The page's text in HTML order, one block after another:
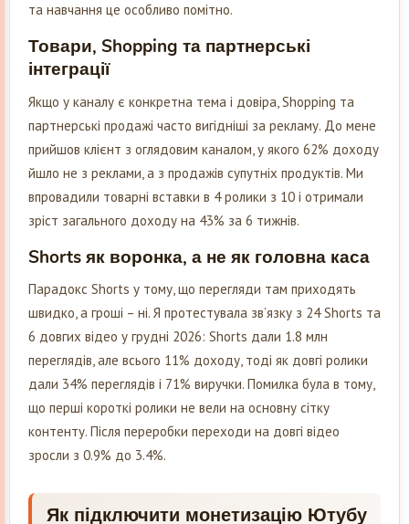
та навчання це особливо помітно.
Товари, Shopping та партнерські
інтеграції
Якщо у каналу є конкретна тема і довіра, Shopping та
партнерські продажі часто вигідніші за рекламу. До мене
прийшов клієнт з оглядовим каналом, у якого 62% доходу
йшло не з реклами, а з продажів супутніх продуктів. Ми
впровадили товарні вставки в 4 ролики з 10 і отримали
зріст загального доходу на 43% за 6 тижнів.
Shorts як воронка, а не як головна каса
Парадокс Shorts у тому, що перегляди там приходять
швидко, а гроші – ні. Я протестувала зв’язку з 24 Shorts та
6 довгих відео у грудні 2026: Shorts дали 1.8 млн
переглядів, але всього 11% доходу, тоді як довгі ролики
дали 34% переглядів і 71% виручки. Помилка була в тому,
що перші короткі ролики не вели на основну сітку
контенту. Після переробки переходи на довгі відео
зросли з 0.9% до 3.4%.
Як підключити монетизацію Ютубу